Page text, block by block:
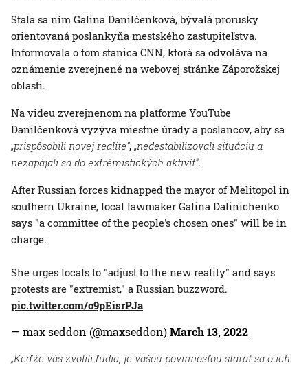
Stala sa ním Galina Danilčenková, bývalá prorusky
orientovaná poslankyňa mestského zastupiteľstva.
Informovala o tom stanica CNN, ktorá sa odvoláva na
oznámenie zverejnené na webovej stránke Záporožskej
oblasti.
Na videu zverejnenom na platforme YouTube
Danilčenková vyzýva miestne úrady a poslancov, aby sa
„prispôsobili novej realite“, „nedestabilizovali situáciu a
nezapájali sa do extrémistických aktivít“.
After Russian forces kidnapped the mayor of Melitopol in
southern Ukraine, local lawmaker Galina Dalinichenko
says "a committee of the people's chosen ones" will be in
charge.
She urges locals to "adjust to the new reality" and says
protests are "extremist," a Russian buzzword.
pic.twitter.com/o9pEisrPJa
— max seddon (@maxseddon)March 13, 2022
„Keďže vás zvolili ľudia, je vašou povinnosťou starať sa o ich